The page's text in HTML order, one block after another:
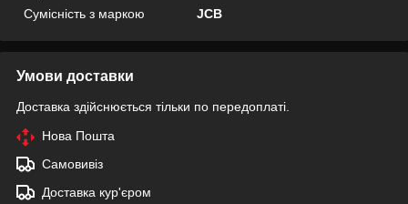
Сумісність з маркою
JCB
Умови доставки
Доставка здійснюється тільки по передоплаті.
Нова Пошта
Самовивіз
Доставка кур'єром